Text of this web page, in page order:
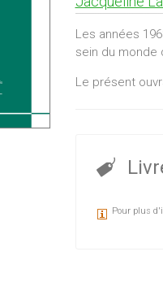
Les années
sein du monde
Le présent
Pour plus